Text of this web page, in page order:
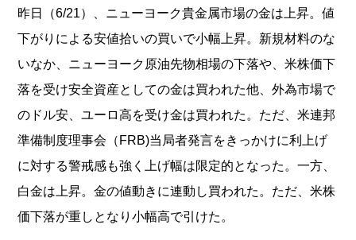
昨日（6/21）、ニューヨーク貴金属市場の金は上昇。値
下がりによる安値拾いの買いで小幅上昇。新規材料のな
いなか、ニューヨーク原油先物相場の下落や、米株価下
落を受け安全資産としての金は買われた他、外為市場で
のドル安、ユーロ高を受け金は買われた。ただ、米連邦
準備制度理事会（FRB)当局者発言をきっかけに利上げ
に対する警戒感も強く上げ幅は限定的となった。一方、
白金は上昇。金の値動きに連動し買われた。ただ、米株
価下落が重しとなり小幅高で引けた。